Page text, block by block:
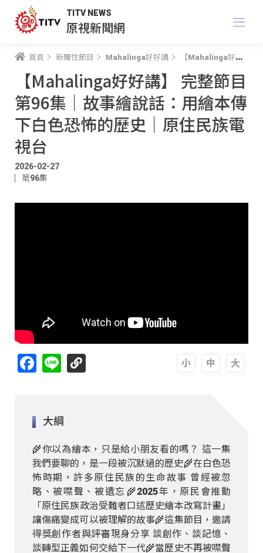
TITV NEWS
原視新聞網
首頁 新聞性節目 Mahalinga好好講 【Mahalinga好好講】 完整節目 第96集｜故事繪說話：用繪本傳下白色恐怖的歷史｜原住民族電視台
【Mahalinga好好講】 完整節目
第96集｜故事繪說話：用繪本傳
下白色恐怖的歷史｜原住民族電
視台
2026-02-27
第96集
Facebook
Line
大綱
🌾你以為繪本，只是給小朋友看的嗎？ 這一集
我們要聊的，是一段被沉默過的歷史 ​ 🌾在白色恐
怖時期，許多原住民族的生命故事 曾經被忽
略、被噤聲、被遺忘 ​ 🌾2025年，原民會推動
「原住民族政治受難者口述歷史繪本改寫計畫」
讓傷痛變成可以被理解的故事 ​ 🌾這集節目，邀請
得獎創作者與評審現身分享 談創作、談記憶、
談轉型正義如何交給下一代 ​ 🌾當歷史不再被噤聲